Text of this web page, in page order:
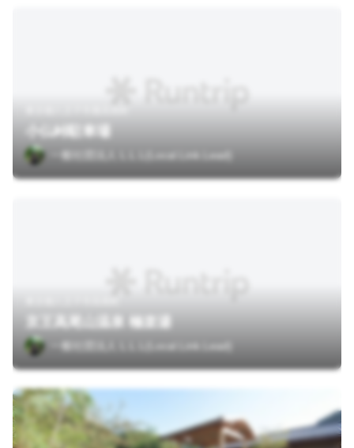
小仏峠駐車場
京王高尾山温泉 極楽湯